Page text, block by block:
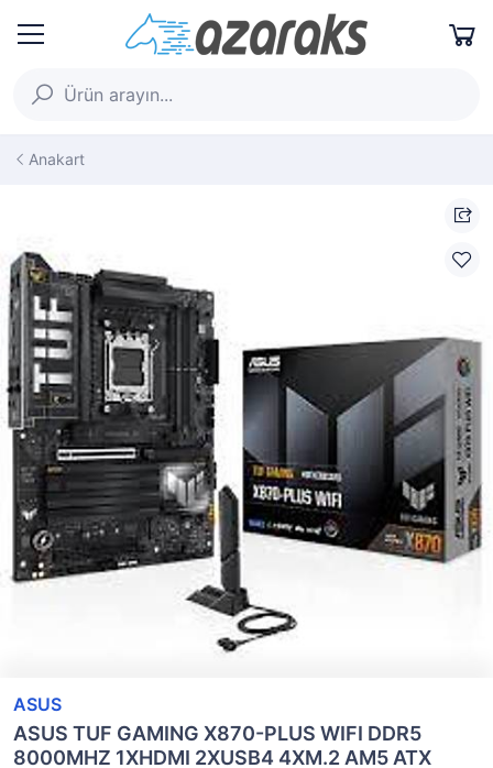
Anakart
ASUS
ASUS TUF GAMING X870-PLUS WIFI DDR5
8000MHZ 1XHDMI 2XUSB4 4XM.2 AM5 ATX